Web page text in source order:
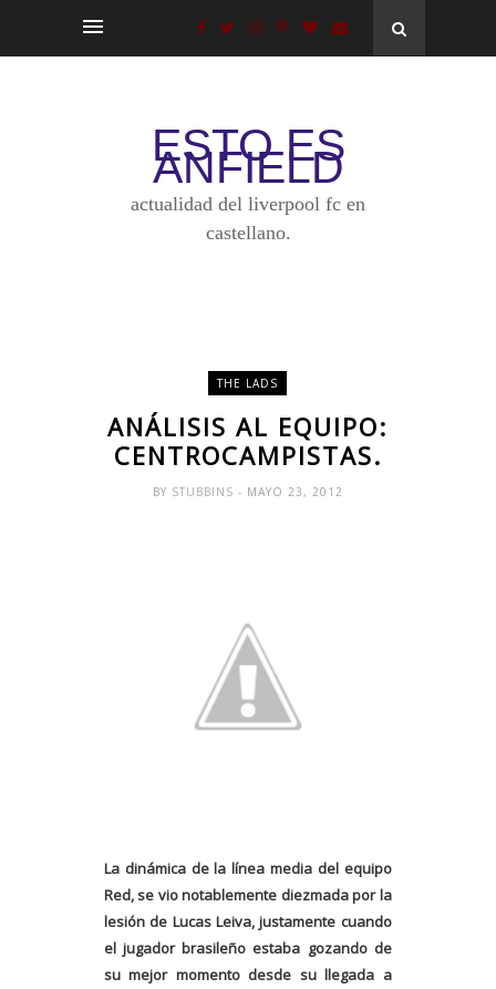
ESTO ES
ANFIELD
actualidad del liverpool fc en
castellano.
THE LADS
ANÁLISIS AL EQUIPO:
CENTROCAMPISTAS.
BY STUBBINS - MAYO 23, 2012
La dinámica de la línea media del equipo
Red, se vio notablemente diezmada por la
lesión de Lucas Leiva, justamente cuando
el jugador brasileño estaba gozando de
su mejor momento desde su llegada a